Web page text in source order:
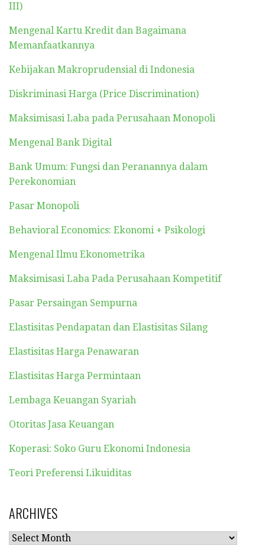
III)
Mengenal Kartu Kredit dan Bagaimana
Memanfaatkannya
Kebijakan Makroprudensial di Indonesia
Diskriminasi Harga (Price Discrimination)
Maksimisasi Laba pada Perusahaan Monopoli
Mengenal Bank Digital
Bank Umum: Fungsi dan Peranannya dalam
Perekonomian
Pasar Monopoli
Behavioral Economics: Ekonomi + Psikologi
Mengenal Ilmu Ekonometrika
Maksimisasi Laba Pada Perusahaan Kompetitif
Pasar Persaingan Sempurna
Elastisitas Pendapatan dan Elastisitas Silang
Elastisitas Harga Penawaran
Elastisitas Harga Permintaan
Lembaga Keuangan Syariah
Otoritas Jasa Keuangan
Koperasi: Soko Guru Ekonomi Indonesia
Teori Preferensi Likuiditas
ARCHIVES
ARCHIVES